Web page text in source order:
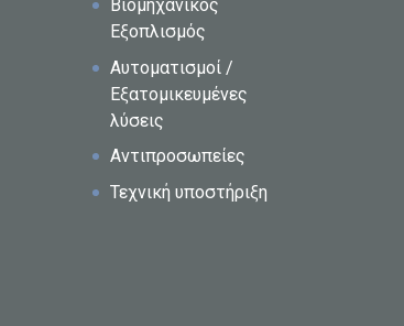
Βιομηχανικός
Εξοπλισμός
Αυτοματισμοί /
Εξατομικευμένες
λύσεις
Αντιπροσωπείες
Τεχνική υποστήριξη